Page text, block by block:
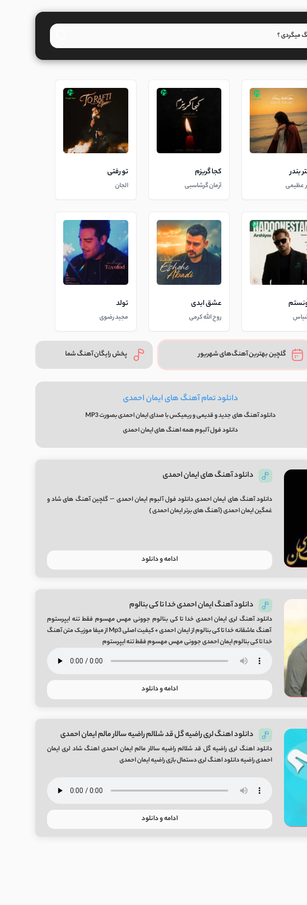
بندر
عظیمی
کجا گریزم
آرمان گرشاسبی
تو رفتی
الجان
عشق ابدی
روح الله کرمی
تولد
مجید رضوی
گلچین بهترین آهنگ‌های شهریور پخش رایگان آهنگ شما
دانلود تمام آهنگ های ایمان احمدی
دانلود آهنگ های جدید و قدیمی و ریمیکس با صدای ایمان احمدی بصورت MP3
دانلود فول آلبوم همه اهنگ های ایمان احمدی
دانلود آهنگ های ایمان احمدی
دانلود آهنگ های ایمان احمدی دانلود فول آلبوم ایمان احمدی ∼ گلچین آهنگ های شاد و
غمگین ایمان احمدی {آهنگ های برتر ایمان احمدی }
ادامه و دانلود
دانلود آهنگ ایمان احمدی خدا تا کی بنالوم
دانلود آهنگ لری ایمان احمدی خدا تا کی بنالوم جوونی مهس مهسوم فقط تنه ایپرستوم
آهنگ عاشقانه خدا تا کی بنالوم از ایمان احمدی + کیفیت اصلی Mp3 از میفا موزیک متن آهنگ
خدا تا کی بنالوم ایمان احمدی جوونی مهس مهسوم فقط تنه ایپرستوم
ادامه و دانلود
دانلود اهنگ لری راضيه گل قد شلالم راضيه سالار مالم ایمان احمدی
دانلود اهنگ لری راضيه گل قد شلالم راضيه سالار مالم ایمان احمدی اهنگ شاد لری ایمان
احمدی راضیه دانلود اهنگ لری دستمال بازی راضیه ایمان احمدی
ادامه و دانلود